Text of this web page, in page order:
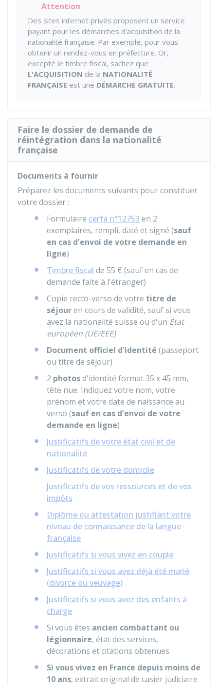
Attention
Des sites internet privés proposent un service
payant pour les démarches d'acquisition de la
nationalité française. Par exemple, pour vous
obtenir un rendez-vous en préfecture. Or,
excepté le timbre fiscal, sachez que
L'ACQUISITION de la NATIONALITÉ
FRANÇAISE est une DÉMARCHE GRATUITE.
Faire le dossier de demande de
réintégration dans la nationalité
française
Documents à fournir
Préparez les documents suivants pour constituer
votre dossier :
Formulaire cerfa n°12753 en 2
exemplaires, rempli, daté et signé (sauf
en cas d'envoi de votre demande en
ligne)
Timbre fiscal de 55 € (sauf en cas de
demande faite à l'étranger)
Copie recto-verso de votre titre de
séjouren cours de validité, sauf si vous
avez la nationalité suisse ou d'un Ėtat
européen (UE/EEE)
Document officiel d'identité (passeport
ou titre de séjour)
2 photosd'identité format 35 x 45 mm,
tête nue. Indiquez votre nom, votre
prénom et votre date de naissance au
verso (sauf en cas d'envoi de votre
demande en ligne)
Justificatifs de votre état civil et de
nationalité
Justificatifs de votre domicile
Justificatifs de vos ressources et de vos
impôts
Diplôme ou attestation justifiant votre
niveau de connaissance de la langue
française
Justificatifs si vous vivez en couple
Justificatifs si vous avez déjà été marié
(divorce ou veuvage)
Justificatifs si vous avez des enfants à
charge
Si vous êtes ancien combattant ou
légionnaire, état des services,
décorations et citations obtenues
Si vous vivez en France depuis moins de
10 ans, extrait original de casier judiciaire